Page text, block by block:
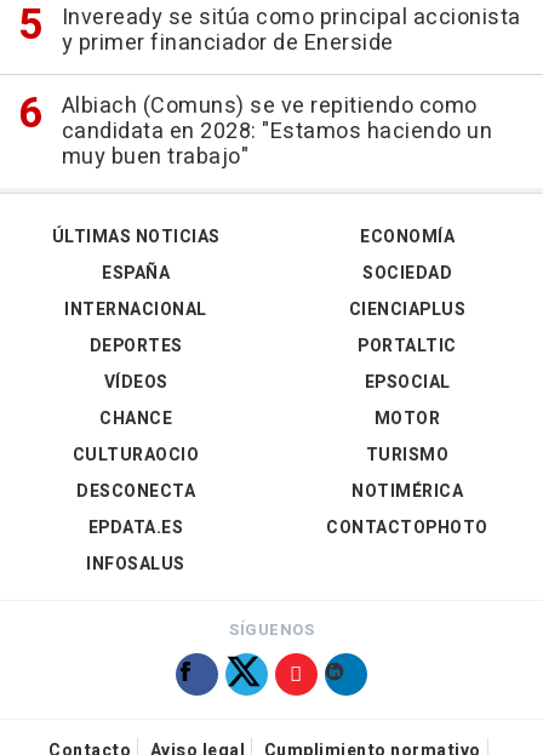
Inveready se sitúa como principal accionista
y primer financiador de Enerside
Albiach (Comuns) se ve repitiendo como
candidata en 2028: "Estamos haciendo un
muy buen trabajo"
ÚLTIMAS NOTICIAS
ESPAÑA
INTERNACIONAL
DEPORTES
VÍDEOS
ECONOMÍA
SOCIEDAD
CIENCIAPLUS
PORTALTIC
EPSOCIAL
CHANCE
CULTURAOCIO
DESCONECTA
EPDATA.ES
INFOSALUS
MOTOR
TURISMO
NOTIMÉRICA
CONTACTOPHOTO
SÍGUENOS